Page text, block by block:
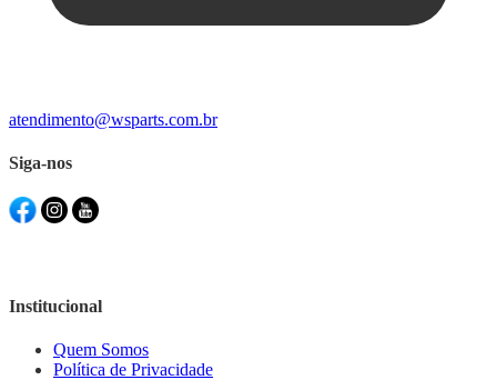
atendimento@wsparts.com.br
Siga-nos
Institucional
Quem Somos
Política de Privacidade